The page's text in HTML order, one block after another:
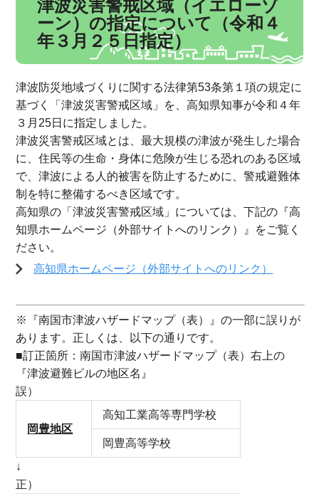
津波災害警戒区域（イエローゾ
ーン）の指定について（令和４
年３月２５日指定）
津波防災地域づくりに関する法律第53条第１項の規定に
基づく「津波災害警戒区域」を、高知県知事が令和４年
３月25日に指定しました。
津波災害警戒区域とは、最大規模の津波が発生した場合
に、住民等の生命・身体に危険が生じる恐れのある区域
で、津波による人的被害を防止するために、警戒避難体
制を特に整備するべき区域です。
高知県の「津波災害警戒区域」については、下記の『高
知県ホームページ（外部サイトへのリンク）』をご覧く
ださい。
高知県ホームページ（外部サイトへのリンク）
※『南国市津波ハザードマップ（表）』の一部に誤りが
あります。正しくは、以下の通りです。
■訂正箇所：南国市津波ハザードマップ（表）右上の
『津波避難ビルの地区名』
誤）
岡豊地区
高知工業高等専門学校
岡豊高等学校
↓
正）